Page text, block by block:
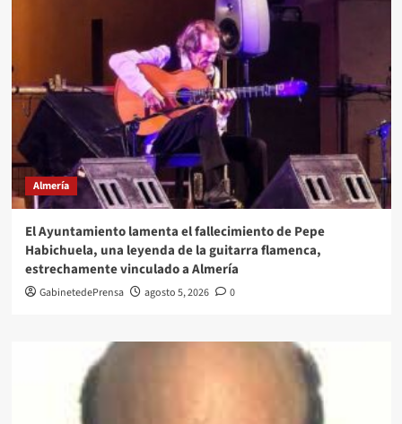
Almería
El Ayuntamiento lamenta el fallecimiento de Pepe
Habichuela, una leyenda de la guitarra flamenca,
estrechamente vinculado a Almería
GabinetedePrensa agosto 5, 2026 0